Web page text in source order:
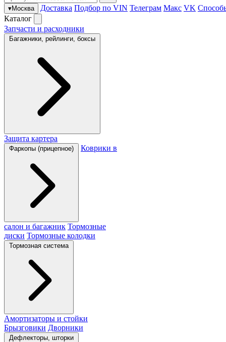
▾Москва Доставка Подбор по VIN Телеграм Макс VK
Каталог
Запчасти и расходники
Багажники, рейлинги, боксы
Защита картера
Фаркопы (прицепное) Коврики в
салон и багажник Тормозные
диски Тормозные колодки
Тормозная система
Амортизаторы и стойки
Брызговики Дворники
Дефлекторы, шторки